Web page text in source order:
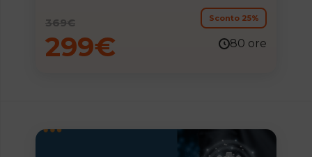
consolidare e aggiornare la propria
formazione professionale.
369€
299€
Sconto 25%
80 ore